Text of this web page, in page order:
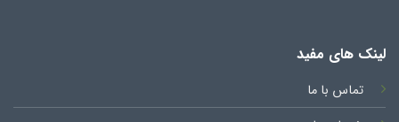
لینک های مفید
تماس با ما